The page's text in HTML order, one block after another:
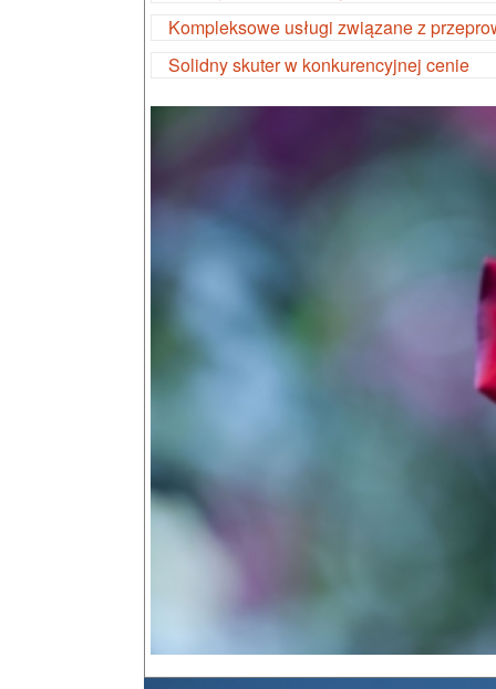
Kompleksowe usługi związane z
Solidny skuter w konkurencyjnej cenie